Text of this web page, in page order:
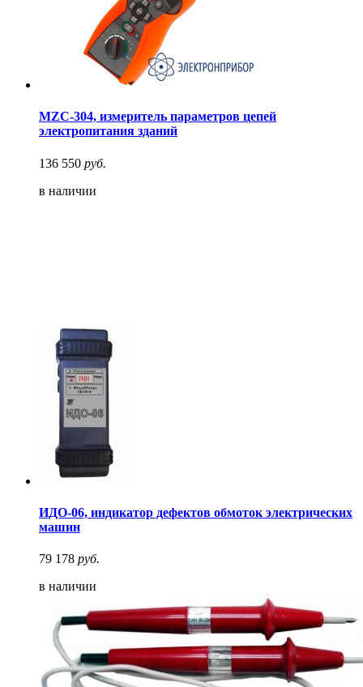
MZC-304, измеритель параметров цепей
электропитания зданий
136 550 руб.
в наличии
ИДО-06, индикатор дефектов обмоток электрических
машин
79 178 руб.
в наличии